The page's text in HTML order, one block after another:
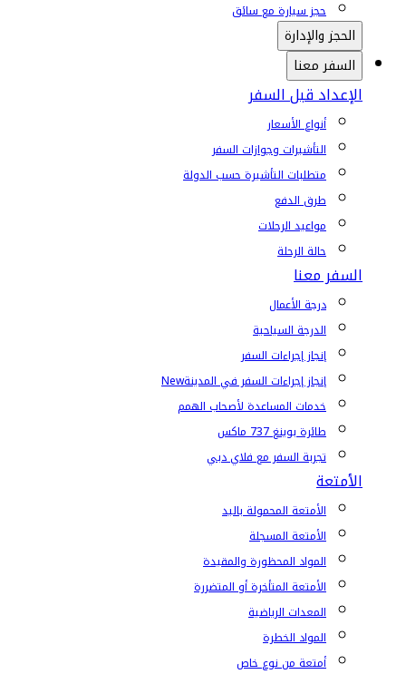
حجز سيارة مع سائق
الحجز والإدارة
السفر معنا
الإعداد قبل السفر
أنواع الأسعار
التأشيرات وجوازات السفر
متطلبات التأشيرة حسب الدولة
طرق الدفع
مواعيد الرحلات
حالة الرحلة
السفر معنا
درجة الأعمال
الدرجة السياحية
إنجاز إجراءات السفر
إنجاز إجراءات السفر في المدينةNew
خدمات المساعدة لأصحاب الهمم
طائرة بوينغ 737 ماكس
تجربة السفر مع فلاي دبي
الأمتعة
الأمتعة المحمولة باليد
الأمتعة المسجلة
المواد المحظورة والمقيدة
الأمتعة المتأخرة أو المتضررة
المعدات الرياضية
المواد الخطرة
أمتعة من نوع خاص